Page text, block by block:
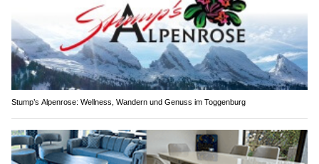
Stump’s Alpenrose: Wellness, Wandern und Genuss im Toggenburg